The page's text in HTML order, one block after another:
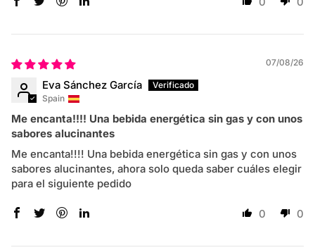
07/08/26
Eva Sánchez García
Spain
Me encanta!!!! Una bebida energética sin gas y con unos
sabores alucinantes
Me encanta!!!! Una bebida energética sin gas y con unos
sabores alucinantes, ahora solo queda saber cuáles elegir
para el siguiente pedido
0 0